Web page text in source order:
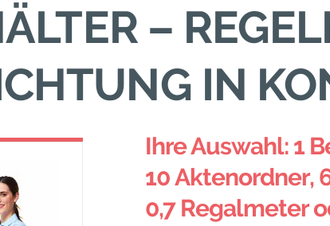
–
IN
Ihre Auswahl: 1
10 Aktenordner,
0,7 Regalmeter